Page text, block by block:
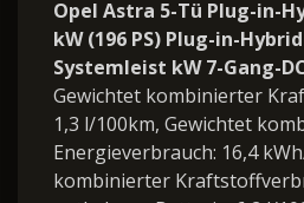
Opel Astra 5-Tü Plug-in-
kW (196 PS) Plug-in-
Systemleist kW 7-Gang-
Gewichtet kombinierter
1,3 l/100km, Gewichtet
Energieverbrauch: 16,4
kombinierter